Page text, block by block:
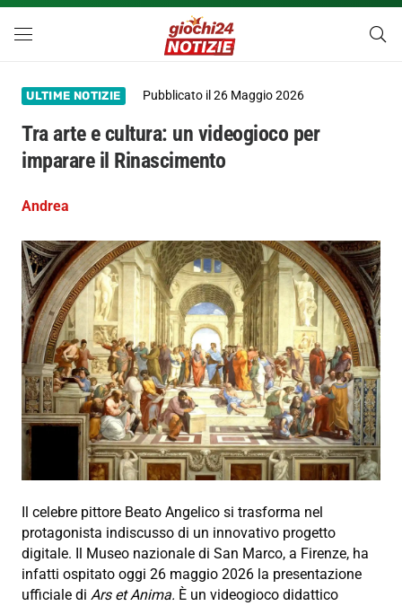
ULTIME NOTIZIE Pubblicato il26 Maggio 2026
Tra arte e cultura: un videogioco per
imparare il Rinascimento
Andrea
Il celebre pittore Beato Angelico si trasforma nel
protagonista indiscusso di un innovativo progetto
digitale. Il Museo nazionale di San Marco, a Firenze, ha
infatti ospitato oggi 26 maggio 2026 la presentazione
ufficiale di Ars et Anima. È un videogioco didattico